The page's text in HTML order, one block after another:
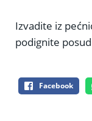
Izvadite iz
podignite
Facebook